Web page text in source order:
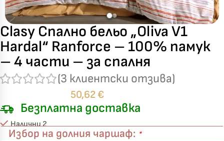
Clasy Спално бельо „Oliva V1
Hardal“ Ranforce – 100% памук
– 4 части – за спалня
(3 клиентски отзива)
50,62 €
Безплатна доставка
Налични 2
Избор на долния чаршаф: *